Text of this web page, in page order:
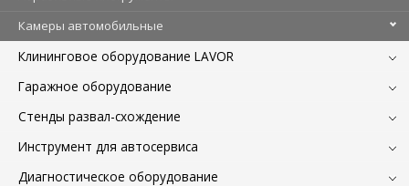
Камеры автомобильные
Клининговое оборудование LAVOR
Гаражное оборудование
Стенды развал-схождение
Инструмент для автосервиса
Диагностическое оборудование